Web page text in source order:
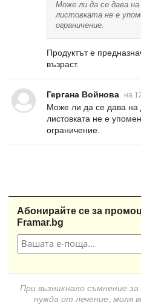
Може ли да се дава
листовката не е
ограничение.
Продуктът е
възраст.
Гергана Войнова на
Може ли да се дава на
листовката не е
ограничение.
Абонирайте се за
Framar.bg
При възникнало съмнение
нужда от лечение, моля